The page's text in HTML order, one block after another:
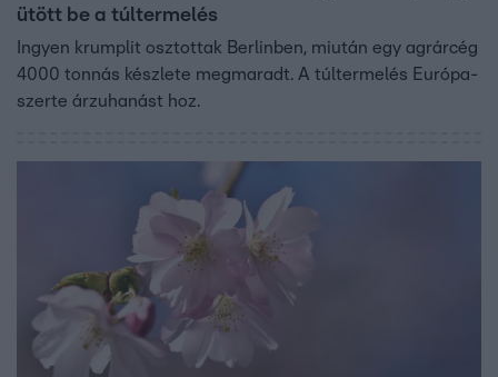
ütött be a túltermelés
Ingyen krumplit osztottak Berlinben, miután egy agrárcég
4000 tonnás készlete megmaradt. A túltermelés Európa-
szerte árzuhanást hoz.